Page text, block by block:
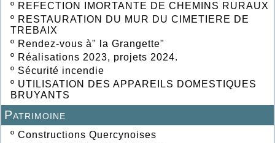
º REFECTION IMORTANTE DE CHEMINS RURAUX
º RESTAURATION DU MUR DU CIMETIERE DE
TREBAIX
º Rendez-vous à" la Grangette"
º Réalisations 2023, projets 2024.
º Sécurité incendie
º UTILISATION DES APPAREILS DOMESTIQUES
BRUYANTS
Patrimoine
º Constructions Quercynoises